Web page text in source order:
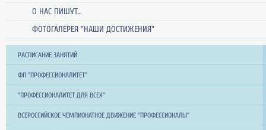
О НАС ПИШУТ...
ФОТОГАЛЕРЕЯ "НАШИ ДОСТИЖЕНИЯ"
РАСПИСАНИЕ ЗАНЯТИЙ
ФП "ПРОФЕССИОНАЛИТЕТ"
"ПРОФЕССИОНАЛИТЕТ ДЛЯ ВСЕХ"
ВСЕРОССИЙСКОЕ ЧЕМПИОНАТНОЕ ДВИЖЕНИЕ "ПРОФЕССИОНАЛЫ"